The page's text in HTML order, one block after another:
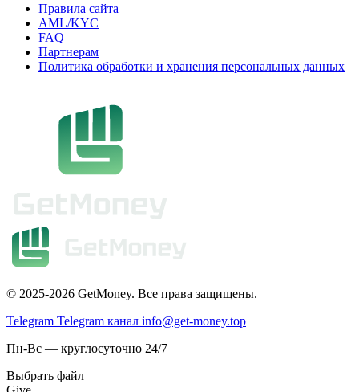
Правила сайта
AML/KYC
FAQ
Партнерам
Политика обработки и хранения персональных данных
© 2025-2026 GetMoney. Все права защищены.
Telegram Telegram канал info@get-money.top
Пн-Вс — круглосуточно 24/7
Выбрать файл